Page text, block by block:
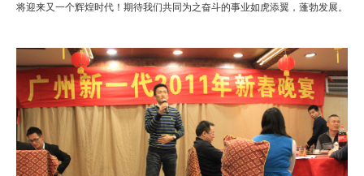
将迎来又一个辉煌时代！期待我们共同为之奋斗的事业如虎添翼，蓬勃发展。